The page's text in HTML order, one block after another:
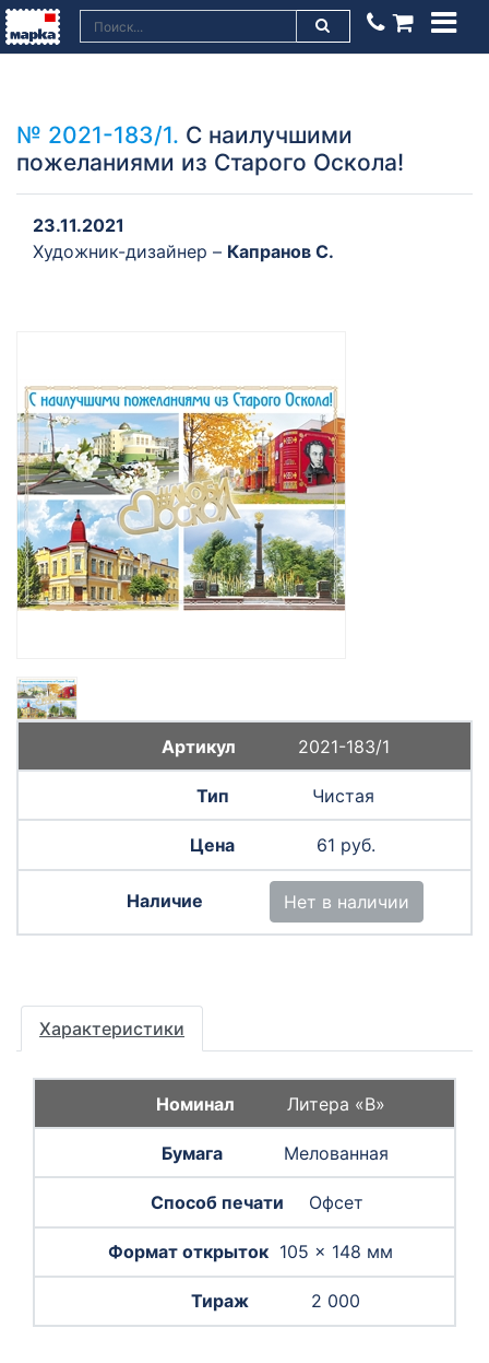
№ 2021-183/1. С наилучшими
пожеланиями из Старого Оскола!
23.11.2021
Художник-дизайнер – Капранов С.
2021-183/1
Чистая
61 руб.
Нет в наличии
Характеристики
Литера «B»
Мелованная
Офсет
105 × 148 мм
2 000